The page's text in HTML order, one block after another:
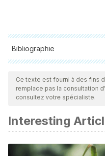
Bibliographie
Toutes les sources citées
par notre équipe pour
actualité et leur validité. La
ou scientifique
Asserin J, Lati E, Shioya
collagen peptide
Ce texte est fourni à des fins
remplace pas la consultation
consultez votre spécialiste.
Interesting